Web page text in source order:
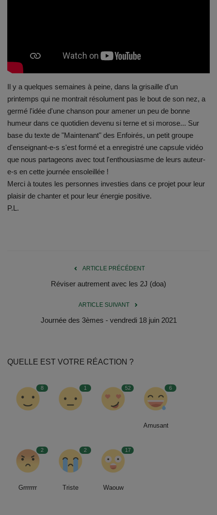
Stages
Association des Parents
Offre d'enseignement & inscriptions
Ancien-ne-s du CES Saint-Vincent
Activation email
Internats
Il y a quelques semaines à peine, dans la grisaille d'un
printemps qui ne montrait résolument pas le bout de son nez, a
germé l'idée d'une chanson pour amener un peu de bonne
humeur dans ce quotidien devenu si terne et si morose... Sur
base du texte de "Maintenant" des Enfoirés, un petit groupe
d'enseignant-e-s s'est formé et a enregistré une capsule vidéo
que nous partageons avec tout l'enthousiasme de leurs auteur-
e-s en cette journée ensoleillée !
Merci à toutes les personnes investies dans ce projet pour leur
plaisir de chanter et pour leur énergie positive.
P.L.
ARTICLE PRÉCÉDENT
Réviser autrement avec les 2J (doa)
ARTICLE SUIVANT
Journée des 3èmes - vendredi 18 juin 2021
QUELLE EST VOTRE RÉACTION ?
8 1 52 6
Amusant
2
Grrrrrrr
2
Triste
17
Waouw